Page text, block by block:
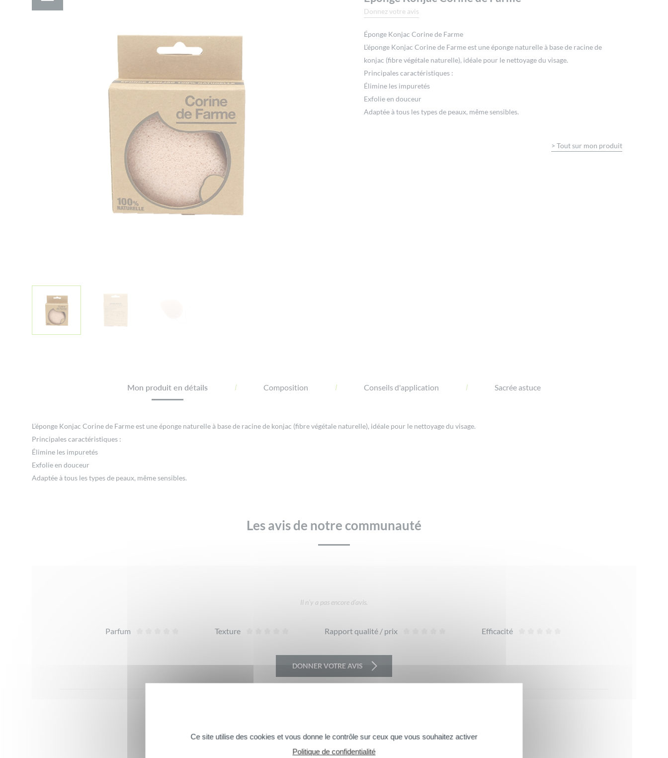
Donnez votre avis
Éponge Konjac Corine de Farme
L’éponge Konjac Corine de Farme est une éponge naturelle à base de racine de
konjac (fibre végétale naturelle), idéale pour le nettoyage du visage.
Principales caractéristiques :
Élimine les impuretés
Exfolie en douceur
Adaptée à tous les types de peaux, même sensibles.
> Tout sur mon produit
Mon produit en détails Composition Conseils d'application Sacrée astuce
L’éponge Konjac Corine de Farme est une éponge naturelle à base de racine de konjac (fibre végétale naturelle), idéale pour le nettoyage du visage.
Principales caractéristiques :
Élimine les impuretés
Exfolie en douceur
Adaptée à tous les types de peaux, même sensibles.
Les avis de notre communauté
Il n’y a pas encore d’avis.
Parfum Texture Rapport qualité / prix Efficacité
DONNER VOTRE AVIS
Commentaires suivants >>
Vous aimerez peut-être aussi...
Ce site utilise des cookies et vous donne le contrôle sur ceux que vous souhaitez activer
Politique de confidentialité